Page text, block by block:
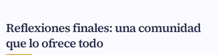
Reflexiones finales: una comunidad
que lo ofrece todo